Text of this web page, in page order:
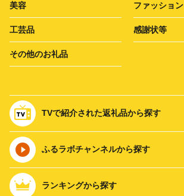
美容 ファッション
工芸品 感謝状等
その他のお礼品
TVで紹介された返礼品から探す
ふるラボチャンネルから探す
ランキングから探す